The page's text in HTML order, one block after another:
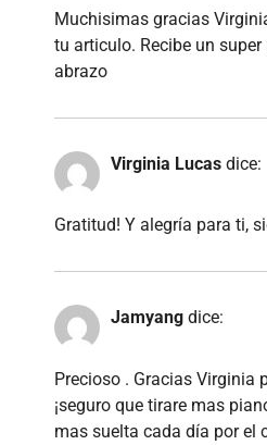
Muchisimas gracias
tu articulo. Recibe un
abrazo
Virginia Lucas dice:
Gratitud! Y alegría para ti,
Jamyang dice:
Precioso . Gracias Virginia
¡seguro que tirare mas
mas suelta cada día por el